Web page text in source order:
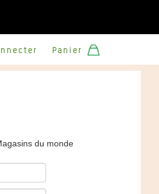
Panier
du monde